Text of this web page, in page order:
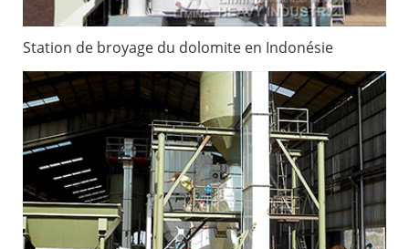
Station de broyage du dolomite en Indonésie